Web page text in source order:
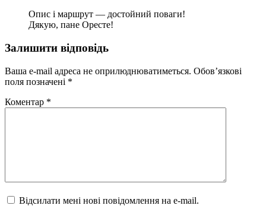
Опис і маршрут — достойний поваги!
Дякую, пане Оресте!
Залишити відповідь
Ваша e-mail адреса не оприлюднюватиметься. Обов’язкові
поля позначені *
Коментар *
Відсилати мені нові повідомлення на e-mail.